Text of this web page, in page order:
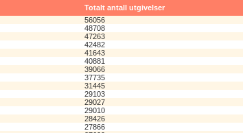
Totalt antall utgivelser
56056
48708
47263
42482
41643
40881
39066
37735
31445
29103
29027
29010
28426
27866